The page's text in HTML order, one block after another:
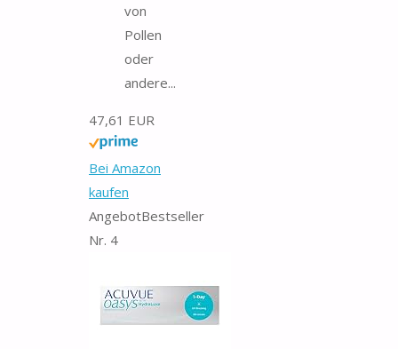
von
Pollen
oder
andere...
47,61 EUR
Bei Amazon
kaufen
AngebotBestseller
Nr. 4